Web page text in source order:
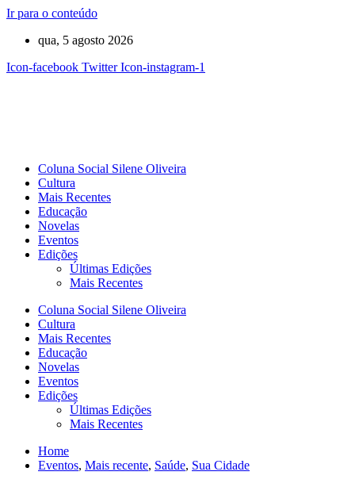
Ir para o conteúdo
qua, 5 agosto 2026
Icon-facebook Twitter Icon-instagram-1
Coluna Social Silene Oliveira
Cultura
Mais Recentes
Educação
Novelas
Eventos
Edições
Últimas Edições
Mais Recentes
Coluna Social Silene Oliveira
Cultura
Mais Recentes
Educação
Novelas
Eventos
Edições
Últimas Edições
Mais Recentes
Home
Eventos, Mais recente, Saúde, Sua Cidade